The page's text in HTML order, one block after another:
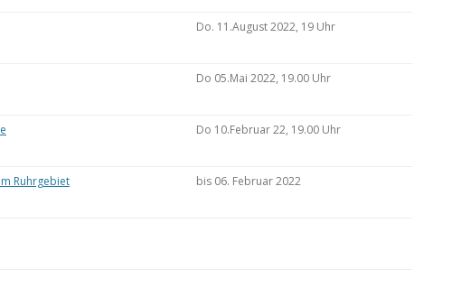
Do. 11.August 2022, 19 Uhr
Do 05.Mai 2022, 19.00 Uhr
Do 10.Februar 22, 19.00 Uhr
Ruhrgebiet bis 06. Februar 2022